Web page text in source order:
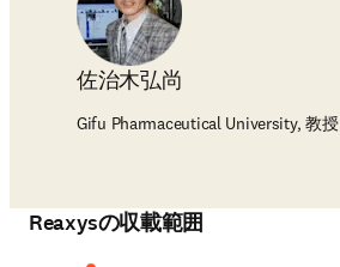
佐治木弘尚
Gifu Pharmaceutical University, 教授
Reaxysの収載範囲